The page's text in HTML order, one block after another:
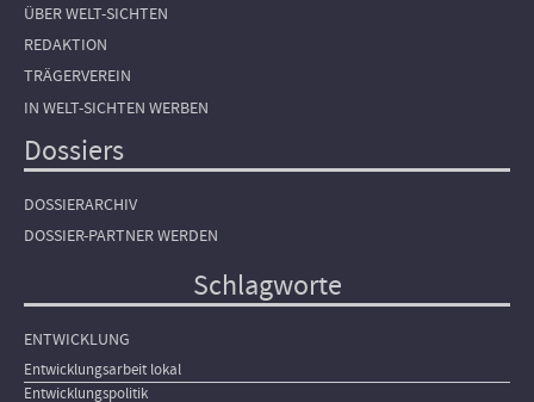
ÜBER WELT-SICHTEN
REDAKTION
TRÄGERVEREIN
IN WELT-SICHTEN WERBEN
Dossiers
DOSSIERARCHIV
DOSSIER-PARTNER WERDEN
Schlagworte
ENTWICKLUNG
Entwicklungsarbeit lokal
Entwicklungspolitik